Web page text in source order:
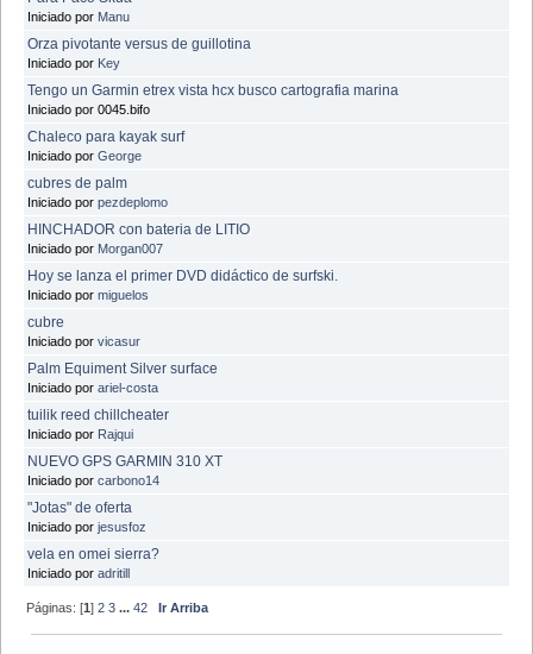
Iniciado por Manu
Orza pivotante versus de guillotina
Iniciado por Key
Tengo un Garmin etrex vista hcx busco cartografia marina
Iniciado por 0045.bifo
Chaleco para kayak surf
Iniciado por George
cubres de palm
Iniciado por pezdeplomo
HINCHADOR con bateria de LITIO
Iniciado por Morgan007
Hoy se lanza el primer DVD didáctico de surfski.
Iniciado por miguelos
cubre
Iniciado por vicasur
Palm Equiment Silver surface
Iniciado por ariel-costa
tuilik reed chillcheater
Iniciado por Rajqui
NUEVO GPS GARMIN 310 XT
Iniciado por carbono14
"Jotas" de oferta
Iniciado por jesusfoz
vela en omei sierra?
Iniciado por adritill
Páginas: [1]2 3 ...42 Ir Arriba